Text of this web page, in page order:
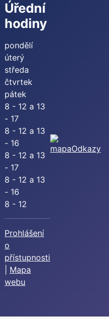
Úřední
hodiny
pondělí
úterý
středa
čtvrtek
pátek
8 - 12 a 13
- 17
8 - 12 a 13
- 16
8 - 12 a 13
- 17
8 - 12 a 13
- 16
8 - 12
Prohlášení
o
přístupnosti
Mapa
webu
Odkazy